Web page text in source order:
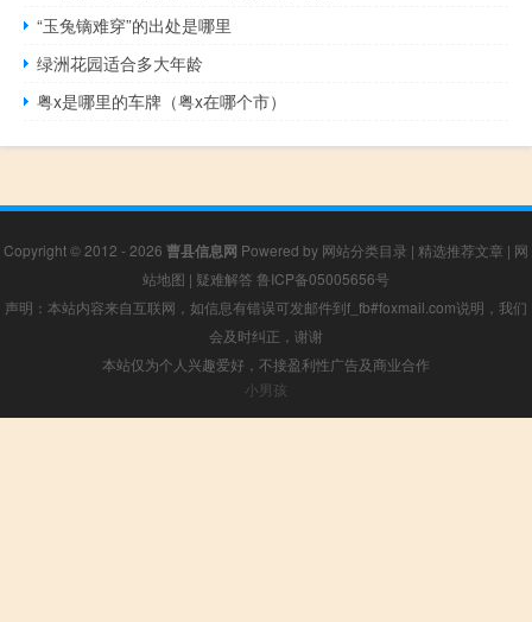
“玉兔镝难穿”的出处是哪里
绿洲花园适合多大年龄
粤x是哪里的车牌（粤x在哪个市）
Copyright © 2012 - 2026 曹县信息网 Powered by 网站分类目录 | 精选推荐文章 | 网
站地图 | 疑难解答 鲁ICP备05005656号
声明：本站内容来自互联网，如信息有错误可发邮件到f_fb#foxmail.com说明，我们
会及时纠正，谢谢
本站仅为个人兴趣爱好，不接盈利性广告及商业合作
小男孩